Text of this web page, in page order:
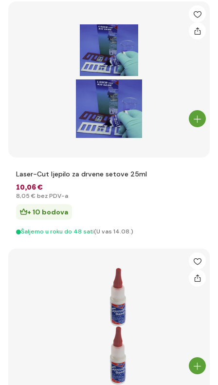
Laser-Cut ljepilo za drvene setove 25ml
10,06 €
8,05 € bez PDV-a
+ 10 bodova
Šaljemo u roku do 48 sati(U vas 14.08.)